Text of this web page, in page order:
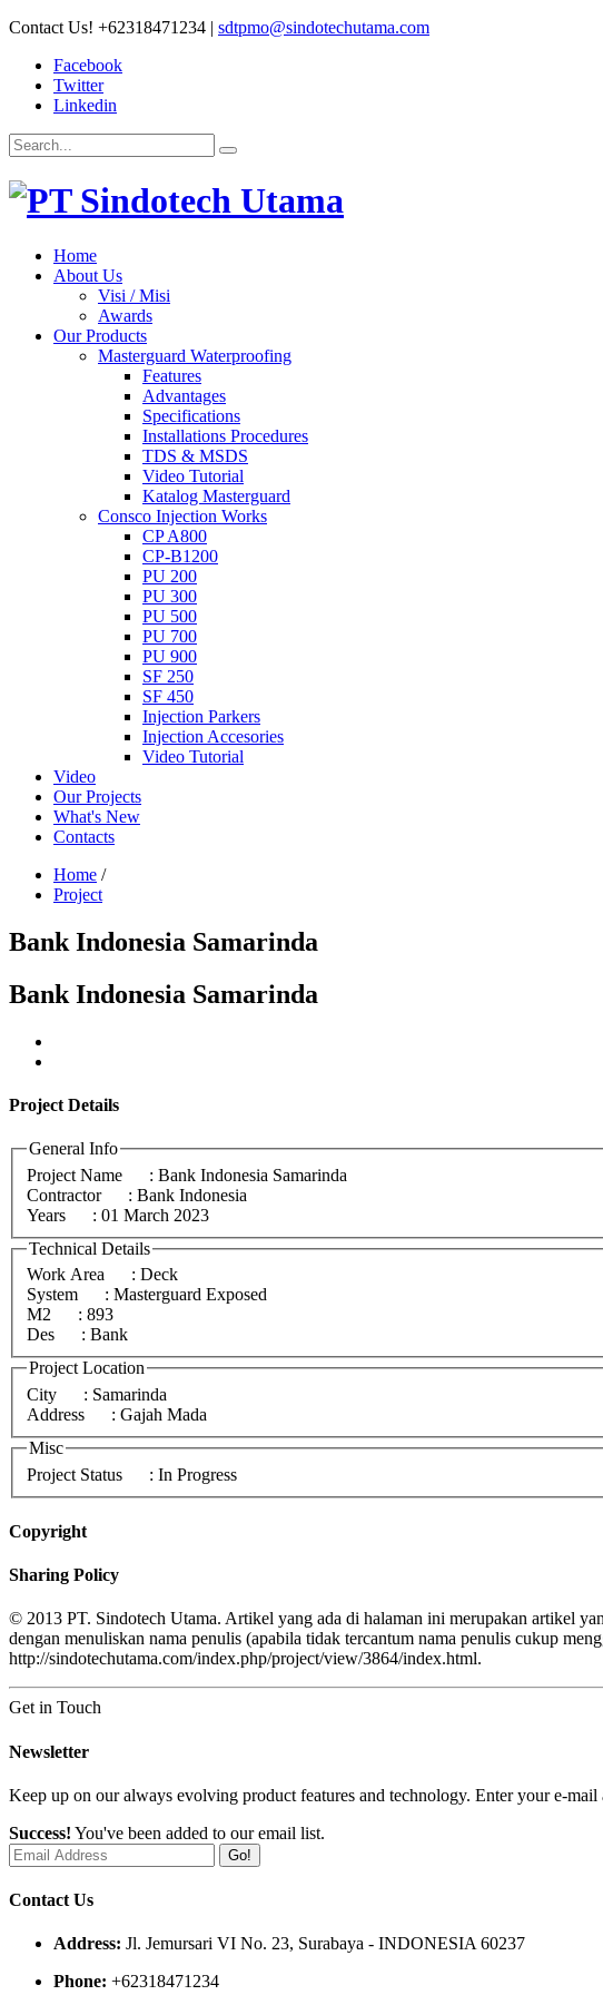
Contact Us! +62318471234 | sdtpmo@sindotechutama.com
Facebook
Twitter
Linkedin
Home
About Us
Visi / Misi
Awards
Our Products
Masterguard Waterproofing
Features
Advantages
Specifications
Installations Procedures
TDS & MSDS
Video Tutorial
Katalog Masterguard
Consco Injection Works
CP A800
CP-B1200
PU 200
PU 300
PU 500
PU 700
PU 900
SF 250
SF 450
Injection Parkers
Injection Accesories
Video Tutorial
Video
Our Projects
What's New
Contacts
Home /
Project
Bank Indonesia Samarinda
Bank Indonesia Samarinda
Project Details
General Info
Project Name
: Bank Indonesia Samarinda
Contractor
: Bank Indonesia
Years
: 01 March 2023
Technical Details
Work Area
: Deck
System
: Masterguard Exposed
M2
: 893
Des
: Bank
Project Location
City
: Samarinda
Address
: Gajah Mada
Misc
Project Status
: In Progress
Copyright
Sharing Policy
© 2013 PT. Sindotech Utama. Artikel yang ada di halaman ini merupakan artikel
dengan menuliskan nama penulis (apabila tidak tercantum nama penulis cukup
http://sindotechutama.com/index.php/project/view/3864/index.html.
Get in Touch
Newsletter
Keep up on our always evolving product features and technology. Enter your e-mail
Success! You've been added to our email list.
Go!
Contact Us
Address: Jl. Jemursari VI No. 23, Surabaya - INDONESIA 60237
Phone: +62318471234